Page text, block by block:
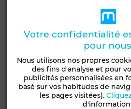
Votre confidentialité
pour
Nous utilisons nos propres
des fins d'analyse et pour
publicités personnalisées en
basé sur vos habitudes de
les pages visitées).